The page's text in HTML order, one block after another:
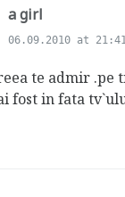
a girl
a
s
:
06.09.2010 at
te admir .pe
fost in fata